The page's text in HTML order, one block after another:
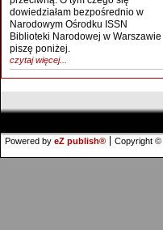
dowiedziałam bezpośrednio w
Narodowym Ośrodku ISSN
Biblioteki Narodowej w Warszawie
piszę poniżej.
czytaj więcej...
Powered by eZ publish® Copyright ©